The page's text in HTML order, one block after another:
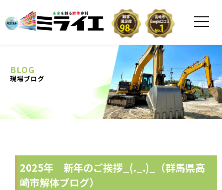
BLOG
現場ブログ
2025年 新年のご挨拶_(._.)_（群馬県高
崎市解体ブログ）